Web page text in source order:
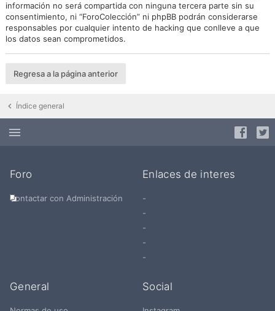
información no será compartida con ninguna tercera parte sin su
consentimiento, ni “ForoColección” ni phpBB podrán considerarse
responsables por cualquier intento de hacking que conlleve a que
los datos sean comprometidos.
Regresa a la página anterior
Índice general
Foro
Contactar con Administración
Enlaces de interes
-
-
-
-
-
General Social